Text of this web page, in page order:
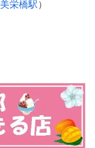
美栄橋駅）